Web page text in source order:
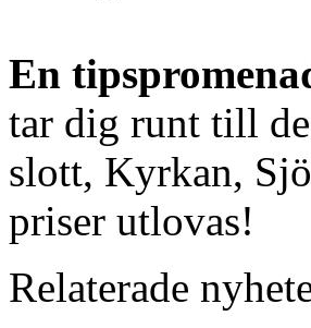
En
tar dig runt till
slott, Kyrkan,
priser utlovas!
Relaterade